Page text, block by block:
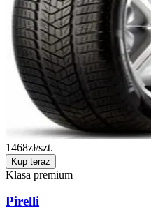
1468zł/szt.
Kup teraz
Klasa premium
Pirelli